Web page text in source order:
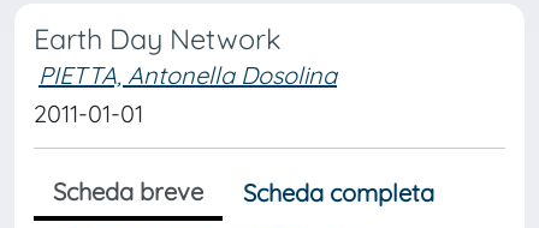
Earth Day Network
PIETTA, Antonella Dosolina
2011-01-01
Scheda breve
Scheda completa